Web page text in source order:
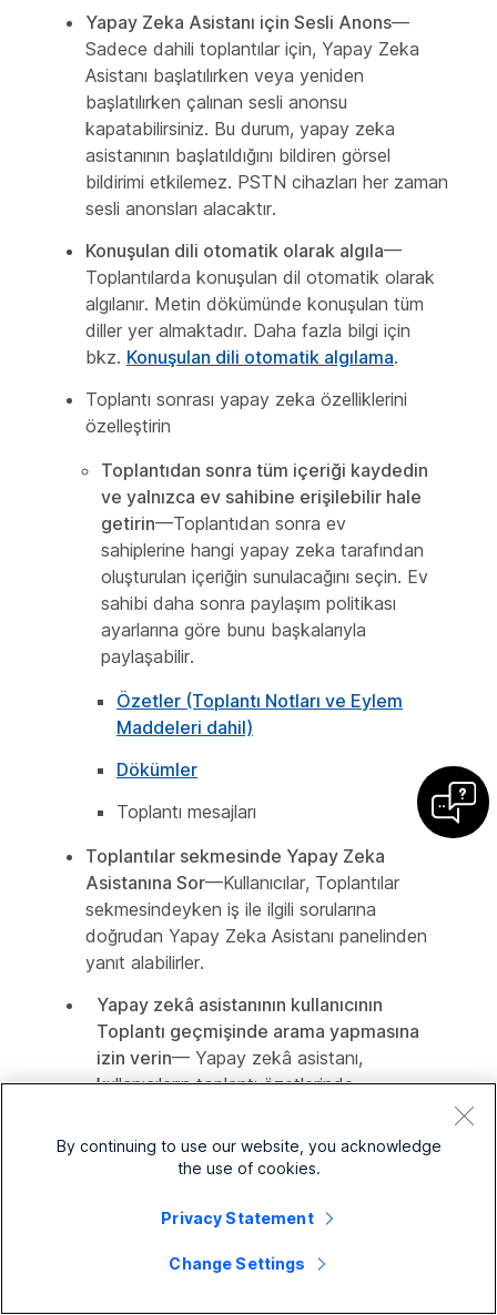
Yapay Zeka Asistanı için Sesli Anons—
Sadece dahili toplantılar için, Yapay Zeka
Asistanı başlatılırken veya yeniden
başlatılırken çalınan sesli anonsu
kapatabilirsiniz. Bu durum, yapay zeka
asistanının başlatıldığını bildiren görsel
bildirimi etkilemez. PSTN cihazları her zaman
sesli anonsları alacaktır.
Konuşulan dili otomatik olarak algıla—
Toplantılarda konuşulan dil otomatik olarak
algılanır. Metin dökümünde konuşulan tüm
diller yer almaktadır. Daha fazla bilgi için
bkz. Konuşulan dili otomatik algılama.
Toplantı sonrası yapay zeka özelliklerini
özelleştirin
Toplantıdan sonra tüm içeriği kaydedin
ve yalnızca ev sahibine erişilebilir hale
getirin—Toplantıdan sonra ev
sahiplerine hangi yapay zeka tarafından
oluşturulan içeriğin sunulacağını seçin. Ev
sahibi daha sonra paylaşım politikası
ayarlarına göre bunu başkalarıyla
paylaşabilir.
Özetler (Toplantı Notları ve Eylem
Maddeleri dahil)
Dökümler
Toplantı mesajları
Toplantılar sekmesinde Yapay Zeka
Asistanına Sor—Kullanıcılar, Toplantılar
sekmesindeyken iş ile ilgili sorularına
doğrudan Yapay Zeka Asistanı panelinden
yanıt alabilirler.
Yapay zekâ asistanının kullanıcının
Toplantı geçmişinde arama yapmasına
izin verin— Yapay zekâ asistanı,
kullanıcıların toplantı özetlerinde,
mesajlarında arama yapabilir.
Toplantı kayıtları için yapay zeka özetleri
ve bölümler — Bulut kayıtlarında otomatik
olarak toplantı özetleri ve bölümler oluşturun
By continuing to use our website, you acknowledge
the use of cookies.
Privacy Statement
Change Settings